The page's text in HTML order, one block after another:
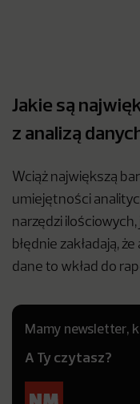
Jakie są
z analizą
Wciąż największą
umiejętności
narzędzi
błędnie zakładają,
dane to wkład do
Mamy newsletter,
A Ty czytasz?